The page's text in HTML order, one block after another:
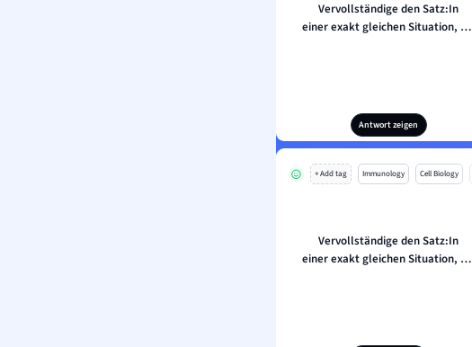
Vervollständige den Satz:In
einer exakt gleichen Situation, …
Antwort zeigen
+ Add tag Immunology Cell Biology
Vervollständige den Satz:In
einer exakt gleichen Situation, …